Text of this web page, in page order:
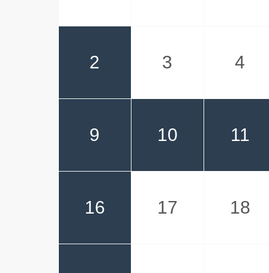
2 3 4
9 10 11
16 17 18